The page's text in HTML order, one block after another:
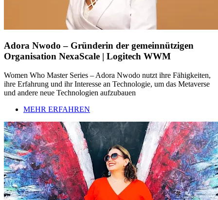
Adora Nwodo – Gründerin der gemeinnützigen
Organisation NexaScale | Logitech WWM
Women Who Master Series – Adora Nwodo nutzt ihre Fähigkeiten,
ihre Erfahrung und ihr Interesse an Technologie, um das Metaverse
und andere neue Technologien aufzubauen
MEHR ERFAHREN